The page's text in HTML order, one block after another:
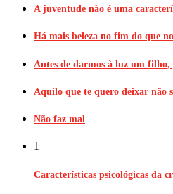
A juventude não é uma
Há mais beleza no fim do que
Antes de darmos à luz um filho,
Aquilo que te quero deixar não
Não faz mal
1
Características psicológicas da